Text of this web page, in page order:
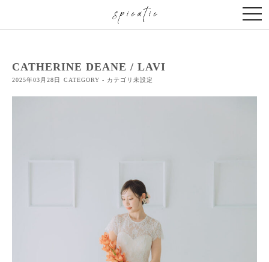
CATHERINE DEANE / LAVI
2025年03月28日 CATEGORY - カテゴリ未設定